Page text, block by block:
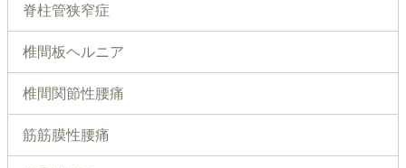
脊柱管狭窄症
椎間板ヘルニア
椎間関節性腰痛
筋筋膜性腰痛